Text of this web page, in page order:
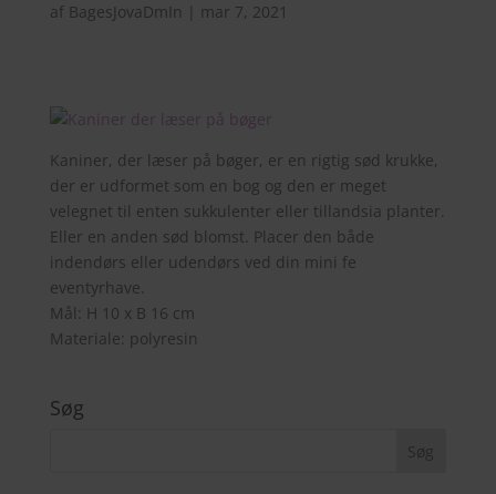
af BagesJovaDmIn mar 7, 2021
Kaniner, der læser på bøger, er en rigtig sød krukke,
der er udformet som en bog og den er meget
velegnet til enten sukkulenter eller tillandsia planter.
Eller en anden sød blomst. Placer den både
indendørs eller udendørs ved din mini fe
eventyrhave.
Mål: H 10 x B 16 cm
Materiale: polyresin
Søg